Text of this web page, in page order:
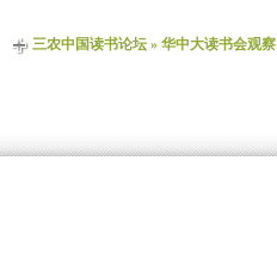
三农中国读书论坛» 华中大读书会观察